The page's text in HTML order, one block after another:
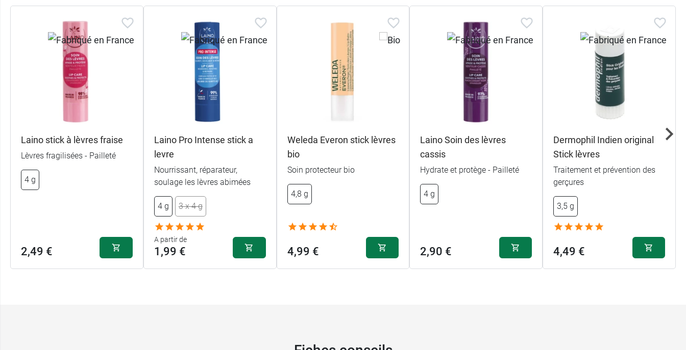
Laino stick à lèvres fraise
Lèvres fragilisées - Pailleté
4 g
2,49 €
Laino Pro Intense stick a
levre
Nourrissant, réparateur,
soulage les lèvres abimées
4 g 3 x 4 g
A partir de
1,99 €
Weleda Everon stick lèvres
bio
Soin protecteur bio
4,8 g
4,99 €
Laino Soin des lèvres
cassis
Hydrate et protège - Pailleté
4 g
2,90 €
Dermophil Indien original
Stick lèvres
Traitement et prévention des
gerçures
3,5 g
4,49 €